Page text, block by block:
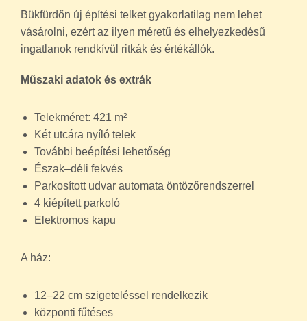
Bükfürdőn új építési telket gyakorlatilag nem lehet
vásárolni, ezért az ilyen méretű és elhelyezkedésű
ingatlanok rendkívül ritkák és értékállók.
Műszaki adatok és extrák
Telekméret: 421 m²
Két utcára nyíló telek
További beépítési lehetőség
Észak–déli fekvés
Parkosított udvar automata öntözőrendszerrel
4 kiépített parkoló
Elektromos kapu
A ház:
12–22 cm szigeteléssel rendelkezik
központi fűtéses